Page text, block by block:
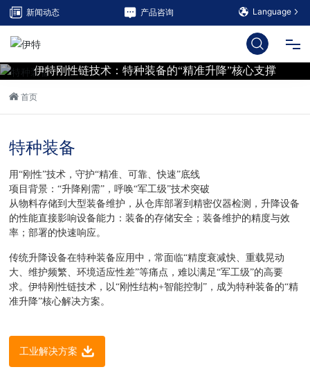
新闻动态 产品咨询 Language
网站首页
解决方案
服务支持
九游(中国)
联系我们
伊特刚性链技术：特种装备的“精准升降”核心支撑
首页
特种装备
用“刚性”技术，守护“精准、可靠、快速”底线
项目背景：“升降刚需”，呼唤“军工级”技术突破
从物料存储到大型装备维护，从仓库部署到精密仪器检测，升降设备
的性能直接影响设备能力：装备的存储安全；装备维护的精度与效
率；部署的快速响应。
传统升降设备在特种装备应用中，常面临“精度衰减快、重载晃动
大、维护频繁、环境适应性差”等痛点，难以满足“军工级”的高要
求。伊特刚性链技术，以“刚性结构+智能控制”，成为特种装备的“精
准升降”核心解决方案。
工业解决方案